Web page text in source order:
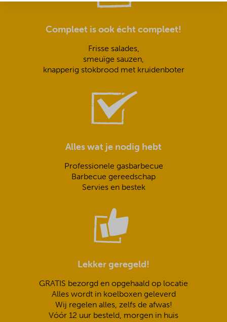
Compleet is ook écht compleet!
Frisse salades,
smeuïge sauzen,
knapperig stokbrood met kruidenboter
Alles wat je nodig hebt
Professionele gasbarbecue
Barbecue gereedschap
Servies en bestek
Lekker geregeld!
GRATIS bezorgd en opgehaald op locatie
Alles wordt in koelboxen geleverd
Wij regelen alles, zelfs de afwas!
Vóór 12 uur besteld, morgen in huis